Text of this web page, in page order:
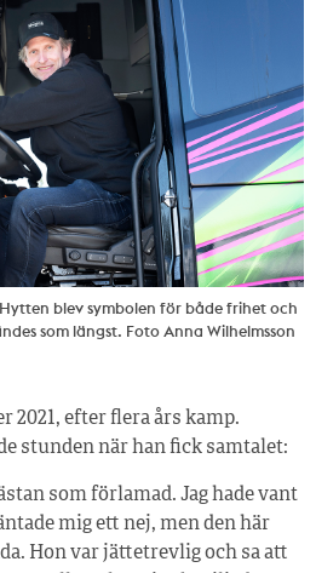
blev symbolen för både frihet och
som längst. Foto Anna Wilhelmsson
2021, efter flera års kamp.
stunden när han fick samtalet:
som förlamad. Jag hade vant
mig ett nej, men den här
Hon var jättetrevlig och sa att